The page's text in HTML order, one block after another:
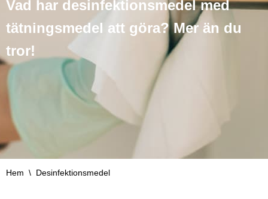
Vad har desinfektionsmedel med
tätningsmedel att göra? Mer än du
tror!
Hem \ Desinfektionsmedel